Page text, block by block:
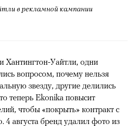
в рекламной кампании
Хантингтон-Уайтли, одни
вопросом, почему нельзя
звезду, другие делились
теперь Ekonika повысит
чтобы «покрыть» контракт с
августа бренд удалил фото из